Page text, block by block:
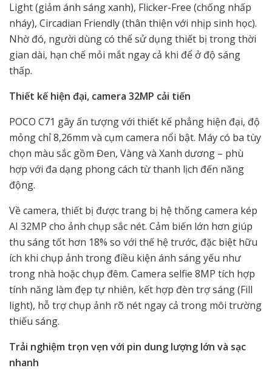
Light (giảm ánh sáng xanh), Flicker-Free (chống nhấp
nháy), Circadian Friendly (thân thiện với nhịp sinh học).
Nhờ đó, người dùng có thể sử dụng thiết bị trong thời
gian dài, hạn chế mỏi mắt ngay cả khi để ở độ sáng
thấp.
Thiết kế hiện đại, camera 32MP cải tiến
POCO C71 gây ấn tượng với thiết kế phẳng hiện đại, độ
mỏng chỉ 8,26mm và cụm camera nổi bật. Máy có ba tùy
chọn màu sắc gồm Đen, Vàng và Xanh dương – phù
hợp với đa dạng phong cách từ thanh lịch đến năng
động.
Về camera, thiết bị được trang bị hệ thống camera kép
AI 32MP cho ảnh chụp sắc nét. Cảm biến lớn hơn giúp
thu sáng tốt hơn 18% so với thế hệ trước, đặc biệt hữu
ích khi chụp ảnh trong điều kiện ánh sáng yếu như
trong nhà hoặc chụp đêm. Camera selfie 8MP tích hợp
tính năng làm đẹp tự nhiên, kết hợp đèn trợ sáng (Fill
light), hỗ trợ chụp ảnh rõ nét ngay cả trong môi trường
thiếu sáng.
Trải nghiệm trọn vẹn với pin dung lượng lớn và sạc
nhanh